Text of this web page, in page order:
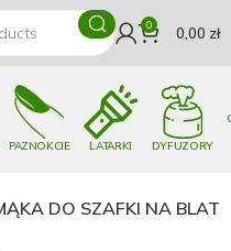
0 0,00 zł
PAZNOKCIE LATARKI DYFUZORY
DO SZAFKI NA BLAT